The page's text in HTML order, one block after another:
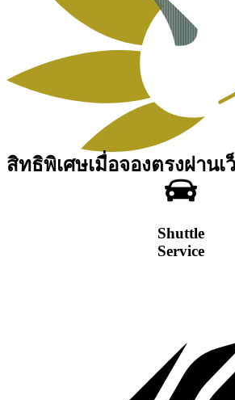
สิทธิพิเศษเมื่อจองตรงผ่านเ
Shuttle
Service